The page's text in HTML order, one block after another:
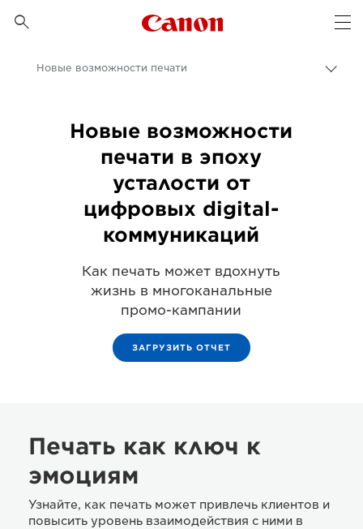

Canon Logo, back to
Бизнес
Статьи для профессионалов и бизнес-статьи
Новые возможности печати
Новые возможности
печати в эпоху
усталости от
цифровых digital-
коммуникаций
Как печать может вдохнуть
жизнь в многоканальные
промо-кампании
ЗАГРУЗИТЬ ОТЧЕТ
Печать как ключ к
эмоциям
Узнайте, как печать может привлечь клиентов и
повысить уровень взаимодействия с ними в